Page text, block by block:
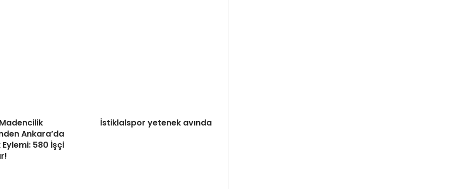
Ankara’da
580 İşçi
İstiklalspor yetenek avında